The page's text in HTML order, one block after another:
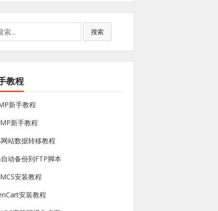
搜索
教程
新手教程
新手教程
网站数据转移教程
自动备份到FTP脚本
安装教程
安装教程